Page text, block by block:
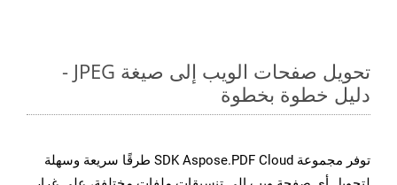
تحويل صفحات الويب إلى صيغة JPEG -
دليل خطوة بخطوة
توفر مجموعة SDK Aspose.PDF Cloud طرقًا سريعة وسهلة